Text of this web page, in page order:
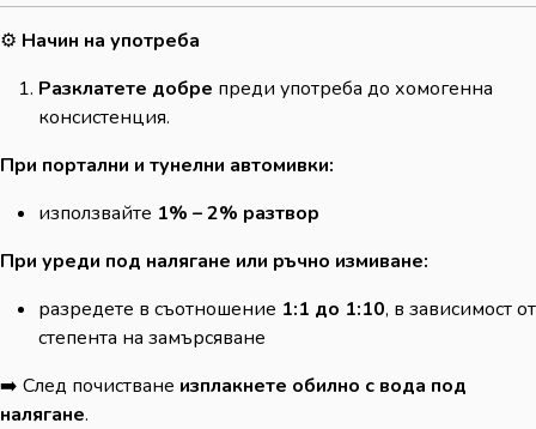
⚙️ Начин на употреба
Разклатете добре преди употреба до хомогенна
консистенция.
При портални и тунелни автомивки:
използвайте 1% – 2% разтвор
При уреди под налягане или ръчно измиване:
разредете в съотношение 1:1 до 1:10, в зависимост от
степента на замърсяване
➡️ След почистване изплакнете обилно с вода под
налягане.